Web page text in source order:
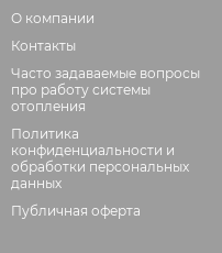
О компании
Контакты
Часто задаваемые вопросы
про работу системы
отопления
Политика
конфиденциальности и
обработки персональных
данных
Публичная оферта